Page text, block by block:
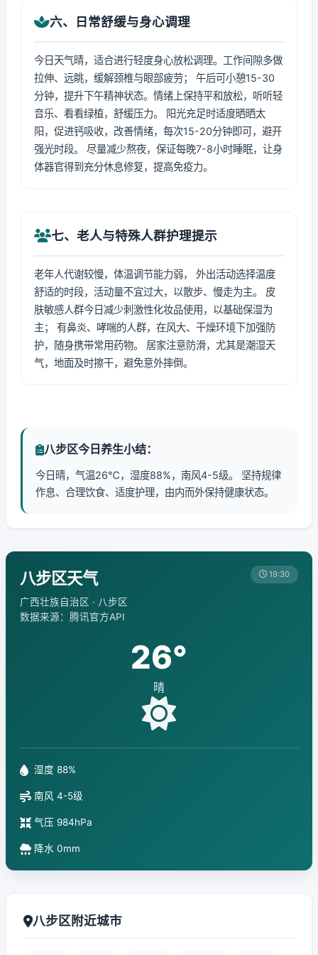
六、日常舒缓与身心调理
今日天气晴，适合进行轻度身心放松调理。工作间隙多做
拉伸、远眺，缓解颈椎与眼部疲劳； 午后可小憩15-30
分钟，提升下午精神状态。情绪上保持平和放松，听听轻
音乐、看看绿植，舒缓压力。 阳光充足时适度晒晒太
阳，促进钙吸收，改善情绪，每次15-20分钟即可，避开
强光时段。 尽量减少熬夜，保证每晚7-8小时睡眠，让身
体器官得到充分休息修复，提高免疫力。
七、老人与特殊人群护理提示
老年人代谢较慢，体温调节能力弱， 外出活动选择温度
舒适的时段，活动量不宜过大，以散步、慢走为主。 皮
肤敏感人群今日减少刺激性化妆品使用，以基础保湿为
主； 有鼻炎、哮喘的人群，在风大、干燥环境下加强防
护，随身携带常用药物。 居家注意防滑，尤其是潮湿天
气，地面及时擦干，避免意外摔倒。
八步区今日养生小结：
今日晴，气温26℃，湿度88%，南风4-5级。 坚持规律
作息、合理饮食、适度护理，由内而外保持健康状态。
八步区天气
广西壮族自治区 · 八步区
数据来源：腾讯官方API
19:30
26°
晴
湿度 88%
南风 4-5级
气压 984hPa
降水 0mm
八步区附近城市